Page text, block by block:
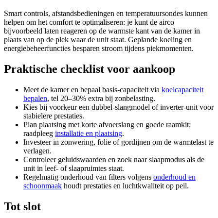
Smart controls, afstandsbedieningen en temperatuursondes kunnen
helpen om het comfort te optimaliseren: je kunt de airco
bijvoorbeeld laten reageren op de warmste kant van de kamer in
plaats van op de plek waar de unit staat. Geplande koeling en
energiebeheerfuncties besparen stroom tijdens piekmomenten.
Praktische checklist voor aankoop
Meet de kamer en bepaal basis-capaciteit via koelcapaciteit
bepalen, tel 20–30% extra bij zonbelasting.
Kies bij voorkeur een dubbel-slangmodel of inverter-unit voor
stabielere prestaties.
Plan plaatsing met korte afvoerslang en goede raamkit;
raadpleeg installatie en plaatsing.
Investeer in zonwering, folie of gordijnen om de warmtelast te
verlagen.
Controleer geluidswaarden en zoek naar slaapmodus als de
unit in leef- of slaapruimtes staat.
Regelmatig onderhoud van filters volgens onderhoud en
schoonmaak houdt prestaties en luchtkwaliteit op peil.
Tot slot